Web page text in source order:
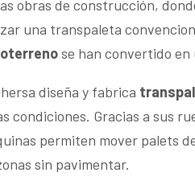
obras de construcción,
una transpaleta
se han convertido en
diseña y fabrica
condiciones. Gracias a sus
permiten mover palets
sin pavimentar.